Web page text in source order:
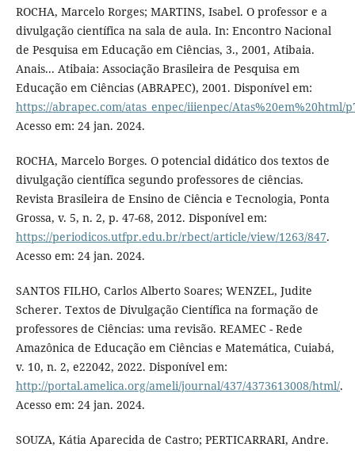
ROCHA, Marcelo Rorges; MARTINS, Isabel. O professor e a
divulgação científica na sala de aula. In: Encontro Nacional
de Pesquisa em Educação em Ciências, 3., 2001, Atibaia.
Anais... Atibaia: Associação Brasileira de Pesquisa em
Educação em Ciências (ABRAPEC), 2001. Disponível em:
https://abrapec.com/atas_enpec/iiienpec/Atas%20em%20html/
Acesso em: 24 jan. 2024.
ROCHA, Marcelo Borges. O potencial didático dos textos de
divulgação científica segundo professores de ciências.
Revista Brasileira de Ensino de Ciência e Tecnologia, Ponta
Grossa, v. 5, n. 2, p. 47-68, 2012. Disponível em:
https://periodicos.utfpr.edu.br/rbect/article/view/1263/847.
Acesso em: 24 jan. 2024.
SANTOS FILHO, Carlos Alberto Soares; WENZEL, Judite
Scherer. Textos de Divulgação Científica na formação de
professores de Ciências: uma revisão. REAMEC - Rede
Amazônica de Educação em Ciências e Matemática, Cuiabá,
v. 10, n. 2, e22042, 2022. Disponível em:
http://portal.amelica.org/ameli/journal/437/4373613008/html/.
Acesso em: 24 jan. 2024.
SOUZA, Kátia Aparecida de Castro; PERTICARRARI, Andre.